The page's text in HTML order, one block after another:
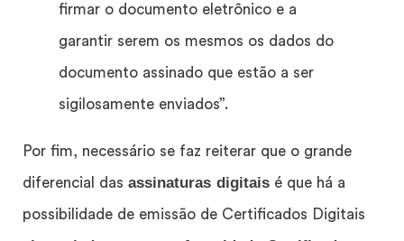
firmar o documento eletrônico e a
garantir serem os mesmos os dados do
documento assinado que estão a ser
sigilosamente enviados”.
Por fim, necessário se faz reiterar que o grande
diferencial das assinaturas digitais é que há a
possibilidade de emissão de Certificados Digitais